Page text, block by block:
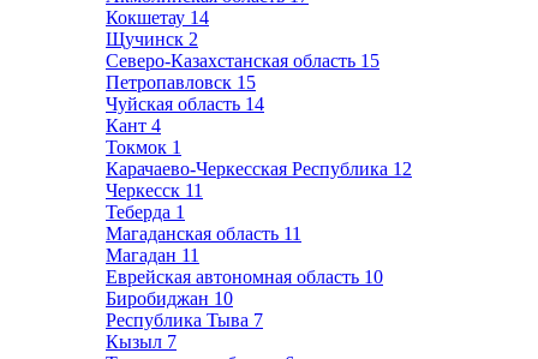
Кокшетау 14
Щучинск 2
Северо-Казахстанская область 15
Петропавловск 15
Чуйская область 14
Кант 4
Токмок 1
Карачаево-Черкесская Республика 12
Черкесск 11
Теберда 1
Магаданская область 11
Магадан 11
Еврейская автономная область 10
Биробиджан 10
Республика Тыва 7
Кызыл 7